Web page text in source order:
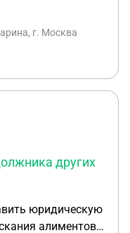
закрытие
письмо с
счетов и
Крылова (
и биржам
идут огромные
г. Москва
других
алиментов